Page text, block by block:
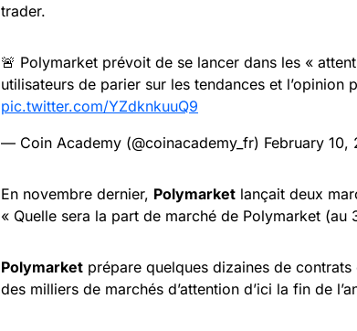
trader.
🚨 Polymarket prévoit de se lancer dans les «
utilisateurs de parier sur les tendances et l’opinion
pic.twitter.com/YZdknkuuQ9
— Coin Academy (@coinacademy_fr) February 10,
En novembre dernier, Polymarket lançait deux
« Quelle sera la part de marché de Polymarket
Polymarket prépare quelques dizaines de
des milliers de marchés d’attention d’ici la fin de